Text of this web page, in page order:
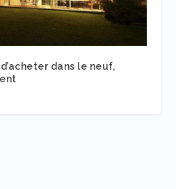
dans le neuf,